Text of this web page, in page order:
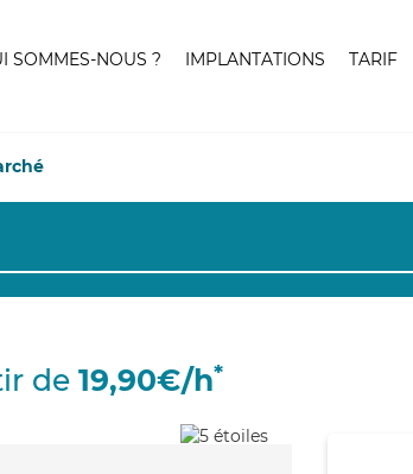
SOMMES-NOUS ? IMPLANTATIONS TARIF
de 19,90€/h*